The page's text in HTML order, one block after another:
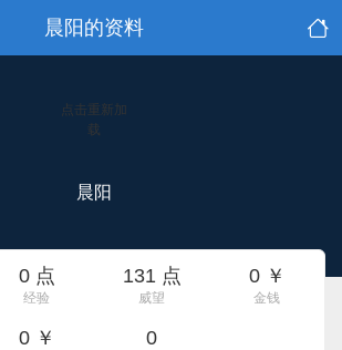
晨阳的资料
点击重新加
载
晨阳
0 点
经验
131 点
威望
0 ￥
金钱
0 ￥ 0